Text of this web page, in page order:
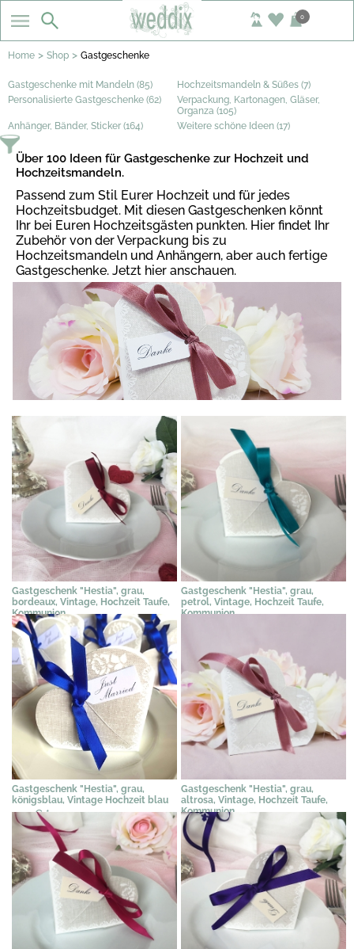
0
Home > Shop > Gastgeschenke
Gastgeschenke mit Mandeln (85)
Hochzeitsmandeln & Süßes (7)
Personalisierte Gastgeschenke (62)
Verpackung, Kartonagen, Gläser,
Organza (105)
Anhänger, Bänder, Sticker (164)
Weitere schöne Ideen (17)
Über 100 Ideen für Gastgeschenke zur Hochzeit und
Hochzeitsmandeln.
Passend zum Stil Eurer Hochzeit und für jedes
Hochzeitsbudget. Mit diesen Gastgeschenken könnt
Ihr bei Euren Hochzeitsgästen punkten. Hier findet Ihr
Zubehör von der Verpackung bis zu
Hochzeitsmandeln und Anhängern, aber auch fertige
Gastgeschenke. Jetzt hier anschauen.
Gastgeschenk "Hestia", grau,
bordeaux, Vintage, Hochzeit Taufe,
Kommunion
2,31 € *
Gastgeschenk "Hestia", grau,
petrol, Vintage, Hochzeit Taufe,
Kommunion
Gastgeschenk "Hestia", grau,
königsblau, Vintage Hochzeit blau
2,31 €*
Gastgeschenk "Hestia", grau,
altrosa, Vintage, Hochzeit Taufe,
Kommunion
2,31 € *